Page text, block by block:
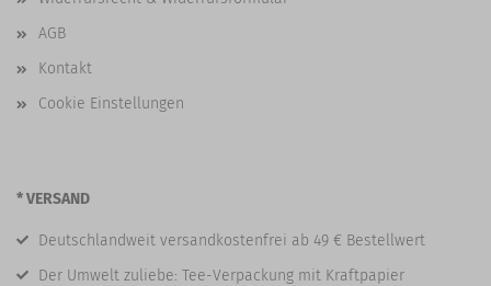
AGB
Kontakt
Cookie Einstellungen
* VERSAND
Deutschlandweit versandkostenfrei ab 49 € Bestellwert
Der Umwelt zuliebe: Tee-Verpackung mit Kraftpapier